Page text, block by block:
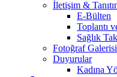
İletişim &
E-Bülten
Toplantı
Sağlık
Fotoğraf Galerisi
Duyurular
Kadına